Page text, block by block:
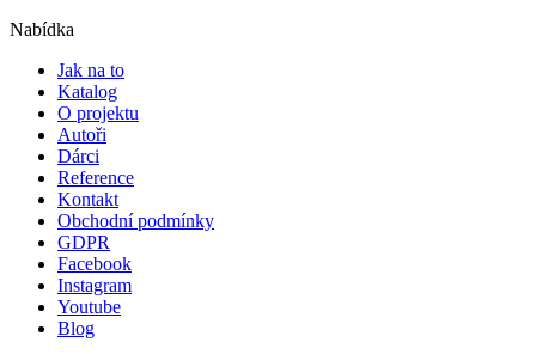
Nabídka
Jak na to
Katalog
O projektu
Autoři
Dárci
Reference
Kontakt
Obchodní podmínky
GDPR
Facebook
Instagram
Youtube
Blog